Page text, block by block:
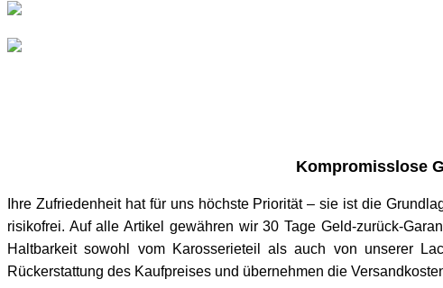
Kompromisslose
Ihre Zufriedenheit hat für uns höchste Priorität – sie ist die
risikofrei. Auf alle Artikel gewähren wir 30 Tage Geld-zurück-
Haltbarkeit sowohl vom Karosserieteil als auch von unserer
Rückerstattung des Kaufpreises und übernehmen die